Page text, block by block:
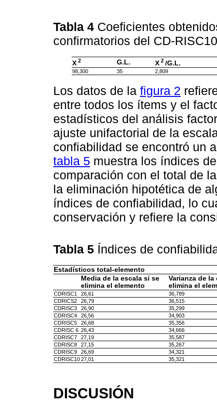
Tabla 4 Coeficientes
confirmatorios del CD-
X 2 G.L. X 2 /G.L.
98,300 35 2,809
Los datos de la figura 2
entre todos los ítems y el
estadísticos del análisis
ajuste unifactorial de la
confiabilidad se encontró un
tabla 5 muestra los índices
comparación con el total de
la eliminación hipotética de
índices de confiabilidad, lo
conservación y refiere la
Tabla 5 Índices de
Estadísticos total-elemento
Media de la escala si se
elimina el elemento
Varianza de la
elimina el
CDRISC1 26,61
36,789
CDRICS2
26,79
36,515
CDRISC3
26,90
35,299
CDRISC4
26,56
34,903
CDRISC5
26,68
35,356
CDRISC 6 26,43
34,666
CDRISC7
27,19
35,587
CDRISC8
27,15
35,267
CDRISC9
26,69
34,321
CDRISC1027,01 35,321
DISCUSIÓN